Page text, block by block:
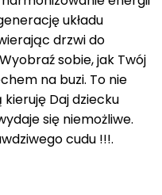
układu
drzwi do
sobie, jak Twój
na buzi. To nie
Daj dziecku
się niemożliwe.
cudu !!!.